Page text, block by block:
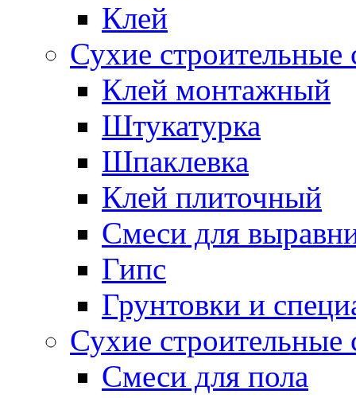
Клей
Сухие
Клей монтажный
Штукатурка
Шпаклевка
Клей плиточный
Смеси для
Гипс
Грунтовки и
Сухие
Смеси для пола